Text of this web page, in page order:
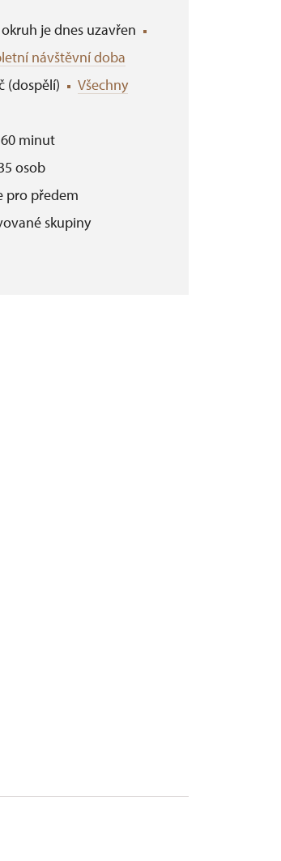
je dnes uzavřen
návštěvní doba
(dospělí)
Všechny
minut
osob
pro předem
skupiny